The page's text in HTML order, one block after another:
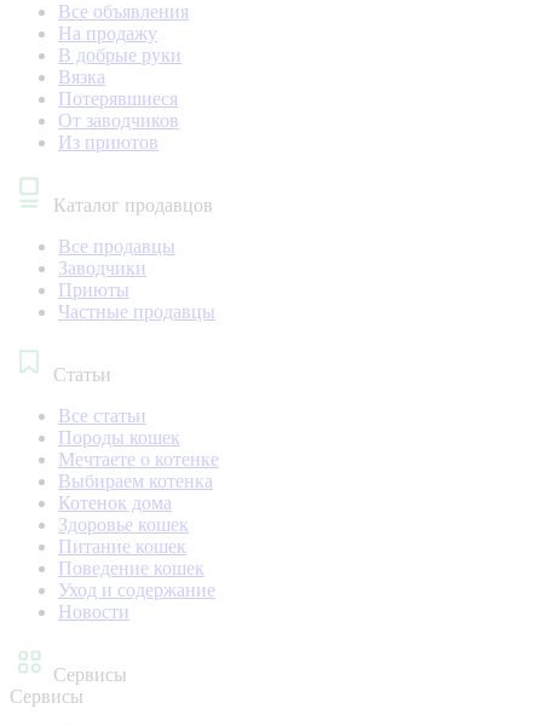
Все объявления
На продажу
В добрые руки
Вязка
Потерявшиеся
От заводчиков
Из приютов
Каталог продавцов
Все продавцы
Заводчики
Приюты
Частные продавцы
Статьи
Все статьи
Породы кошек
Мечтаете о котенке
Выбираем котенка
Котенок дома
Здоровье кошек
Питание кошек
Поведение кошек
Уход и содержание
Новости
Сервисы
Сервисы